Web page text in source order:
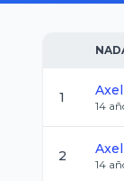
1
14
2
14